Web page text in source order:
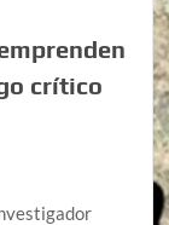
crítico